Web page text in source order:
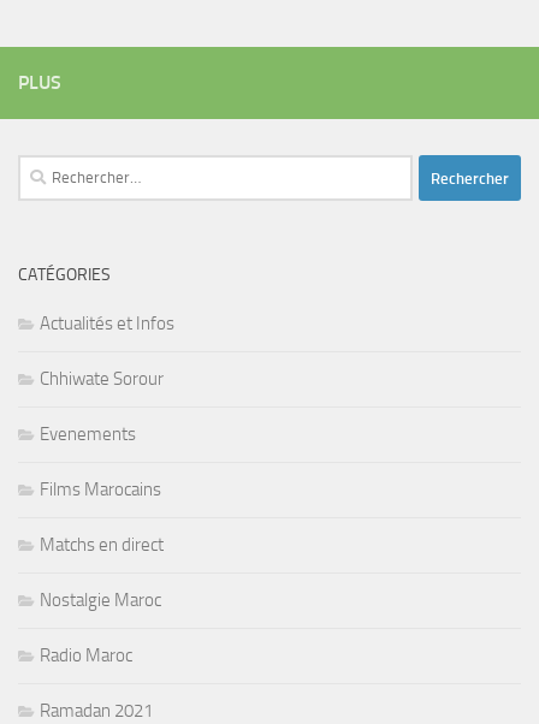
PLUS
Rechercher :
CATÉGORIES
Actualités et Infos
Chhiwate Sorour
Evenements
Films Marocains
Matchs en direct
Nostalgie Maroc
Radio Maroc
Ramadan 2021